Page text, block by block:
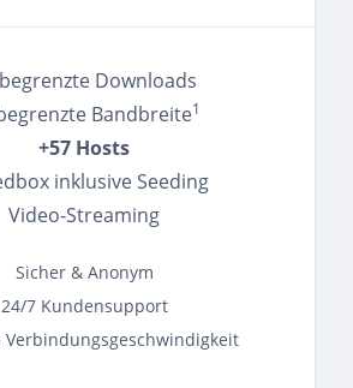
Downloads
Bandbreite1
+57 Hosts
inklusive Seeding
Video-Streaming
Sicher & Anonym
24/7 Kundensupport
Verbindungsgeschwindigkeit